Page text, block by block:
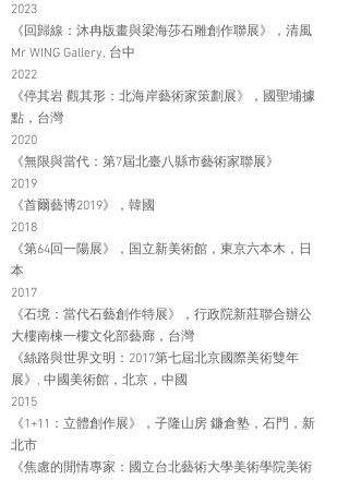
2023
《回歸線：沐冉版畫與梁海莎石雕創作聯展》，清風
Mr WING Gallery, 台中
2022
《停其岩 觀其形：北海岸藝術家策劃展》，國聖埔據
點，台灣
2020
《無限與當代：第7屆北臺八縣市藝術家聯展》
2019
《首爾藝博2019》，韓國
2018
《第64回一陽展》，国立新美術館，東京六本木，日
本
2017
《石境：當代石藝創作特展》，行政院新莊聯合辦公
大樓南棟一樓文化部藝廊，台灣
《絲路與世界文明：2017第七屆北京國際美術雙年
展》, 中國美術館，北京，中國
2015
《1+11：立體創作展》，子隆山房 鐮倉塾，石門，新
北市
《焦慮的閒情專家：國立台北藝術大學美術學院美術